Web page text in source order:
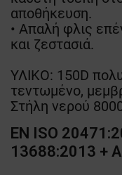
αποθήκευση.
• Απαλή φλις
και ζεστασιά.
ΥΛΙΚΟ: 150D
τεντωμένο,
Στήλη νερού
EN ISO
13688:2013 + A